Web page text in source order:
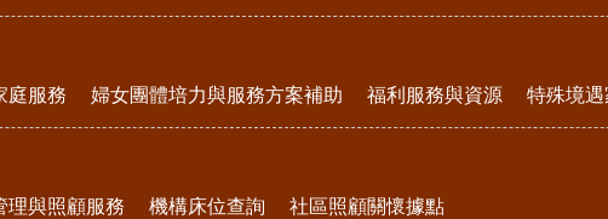
庭服務 婦女團體培力與服務方案補助 福利服務與資源 特殊境
理與照顧服務 機構床位查詢 社區照顧關懷據點